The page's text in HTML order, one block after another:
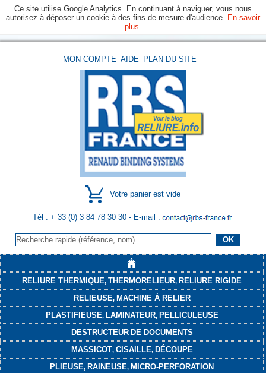
Ce site utilise Google Analytics. En continuant à naviguer, vous nous
autorisez à déposer un cookie à des fins de mesure d'audience. En savoir
plus
MON COMPTE AIDE PLAN DU SITE
Votre panier est vide
Tél : + 33 (0) 3 84 78 30 30 - E-mail :
RELIURE THERMIQUE,THERMORELIEUR, RELIURE RIGIDE
RELIEUSE, MACHINE À RELIER
PLASTIFIEUSE, LAMINATEUR, PELLICULEUSE
DESTRUCTEUR DE DOCUMENTS
MASSICOT, CISAILLE, DÉCOUPE
PLIEUSE, RAINEUSE, MICRO-PERFORATION